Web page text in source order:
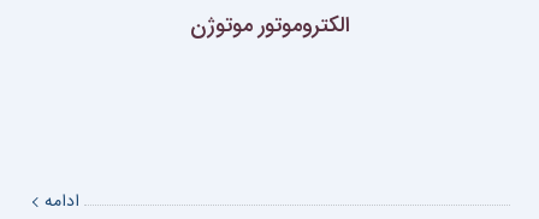
الکتروموتور موتوژن
ادامه